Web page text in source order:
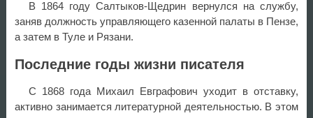
В 1864 году Салтыков-Щедрин вернулся на службу,
заняв должность управляющего казенной палаты в Пензе,
а затем в Туле и Рязани.
Последние годы жизни писателя
С 1868 года Михаил Евграфович уходит в отставку,
активно занимается литературной деятельностью. В этом